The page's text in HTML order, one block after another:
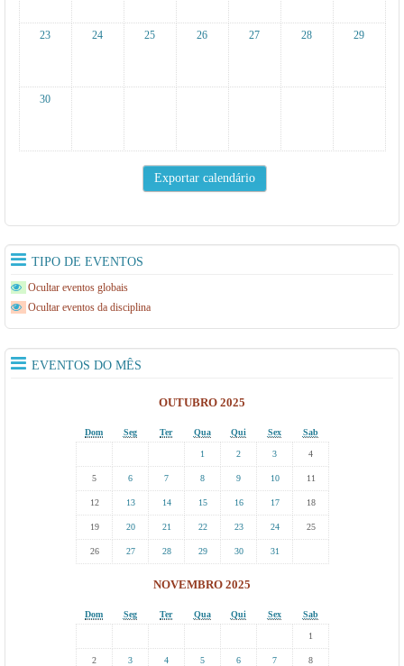
23 24 25 26 27 28 29
30
TIPO DE EVENTOS
Ocultar eventos globais
Ocultar eventos da disciplina
EVENTOS DO MÊS
OUTUBRO 2025
Dom Seg Ter Qua Qui Sex Sab
1 2 3 4
5 6 7 8 9 10 11
12 13 14 15 16 17 18
19 20 21 22 23 24 25
26 27 28 29 30 31
NOVEMBRO 2025
Dom Seg Ter Qua Qui Sex Sab
1
2 3 4 5 6 7 8